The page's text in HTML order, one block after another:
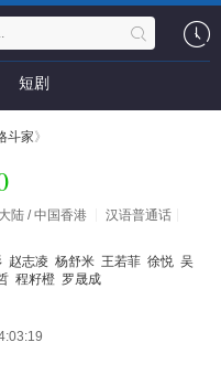
短剧
斗家》
陆 / 中国香港
汉语普通话
赵志凌 杨舒米 王若菲 徐悦 吴
程籽橙 罗晟成